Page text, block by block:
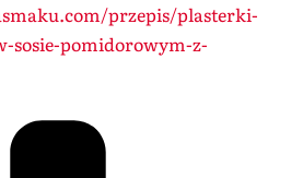
przepis/plasterki-
sosie-pomidorowym-z-